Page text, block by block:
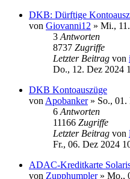
DKB: Dürftige
von Giovanni12 » Mi.,
3 Antworten
8737 Zugriffe
Letzter Beitrag von
Do., 12. Dez 2024
DKB Kontoauszüge
von Apobanker» So., 01.
6 Antworten
11166 Zugriffe
Letzter Beitrag von
Fr., 06. Dez 2024
ADAC-Kreditkarte
von Zupphumpler» Mo.,